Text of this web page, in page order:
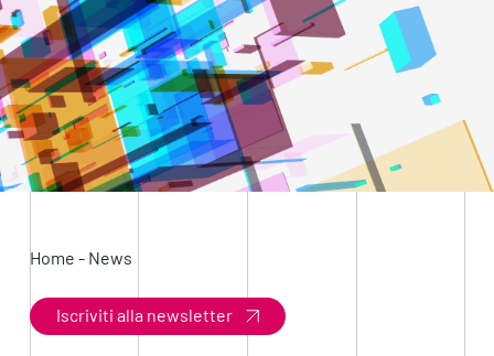
Home - News
Iscriviti alla newsletter